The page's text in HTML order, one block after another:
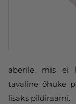
aberile, mis ei
tavaline õhuke
lisaks pildiraami.